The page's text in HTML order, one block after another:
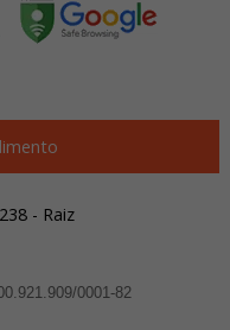
- Raiz
0001-82